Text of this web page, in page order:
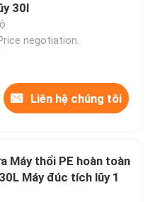
30l
negotiation.
Liên hệ chúng tôi
Máy thổi PE hoàn toàn
Máy đúc tích lũy 1